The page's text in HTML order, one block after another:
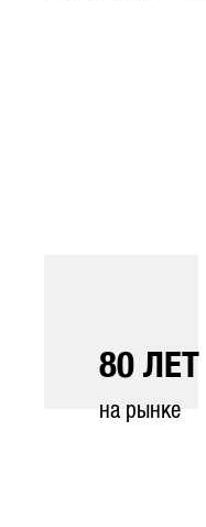
80 ЛЕТ
на рынке